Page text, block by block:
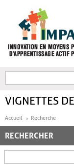
FORMULAIRE DE
VIGNETTES
Accueil Recherche
RECHERCHER